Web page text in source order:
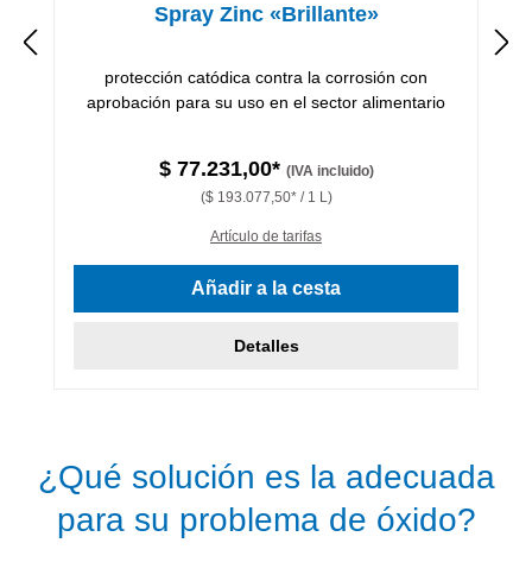
Spray Zinc «Brillante»
protección catódica contra la corrosión con
aprobación para su uso en el sector alimentario
$ 77.231,00* (IVA incluido)
($ 193.077,50* / 1 L)
Artículo de tarifas
Añadir a la cesta
Detalles
¿Qué solución es la adecuada
para su problema de óxido?